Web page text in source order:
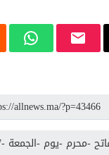
-محرم -يوم -الجمعة -27 يونيو الجاري